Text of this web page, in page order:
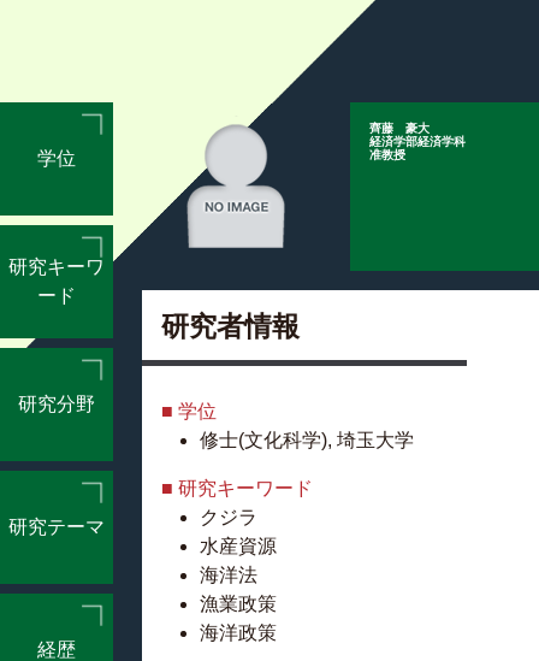
学位
研究キーワ
ード
研究分野
研究テーマ
経歴
齊藤 豪大
経済学部経済学科
准教授
研究者情報
■ 学位
修士(文化科学), 埼玉大学
■ 研究キーワード
クジラ
水産資源
海洋法
漁業政策
海洋政策